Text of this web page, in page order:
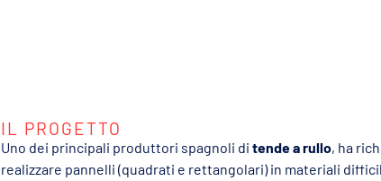
IL PROGETTO
Uno dei principali produttori spagnoli di tende a rullo, ha
realizzare pannelli (quadrati e rettangolari) in materiali